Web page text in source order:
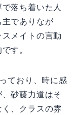
落ち着いた人
でありなが
メイトの言動
す。
ており、時に感
砂藤力道はそ
、クラスの雰